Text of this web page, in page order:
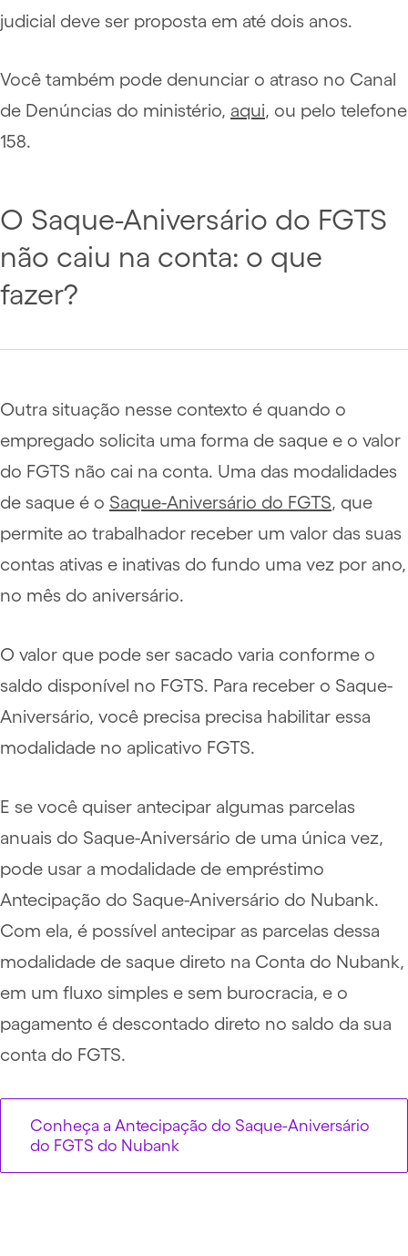
judicial deve ser proposta em até dois anos.
Você também pode denunciar o atraso no Canal
de Denúncias do ministério, aqui, ou pelo telefone
158.
O Saque-Aniversário do FGTS
não caiu na conta: o que
fazer?
Outra situação nesse contexto é quando o
empregado solicita uma forma de saque e o valor
do FGTS não cai na conta. Uma das modalidades
de saque é o Saque-Aniversário do FGTS, que
permite ao trabalhador receber um valor das suas
contas ativas e inativas do fundo uma vez por ano,
no mês do aniversário.
O valor que pode ser sacado varia conforme o
saldo disponível no FGTS. Para receber o Saque-
Aniversário, você precisa precisa habilitar essa
modalidade no aplicativo FGTS.
E se você quiser antecipar algumas parcelas
anuais do Saque-Aniversário de uma única vez,
pode usar a modalidade de empréstimo
Antecipação do Saque-Aniversário do Nubank.
Com ela, é possível antecipar as parcelas dessa
modalidade de saque direto na Conta do Nubank,
em um fluxo simples e sem burocracia, e o
pagamento é descontado direto no saldo da sua
conta do FGTS.
Conheça a Antecipação do Saque-Aniversário
do FGTS do Nubank